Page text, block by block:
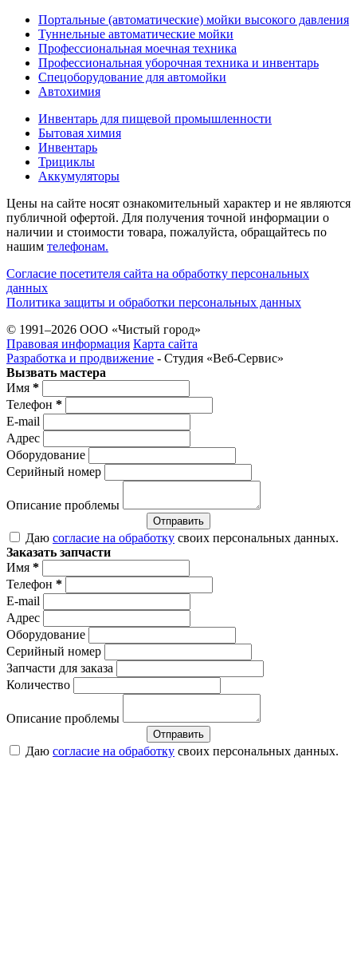
Портальные (автоматические) мойки высокого давления
Туннельные автоматические мойки
Профессиональная моечная техника
Профессиональная уборочная техника и инвентарь
Спецоборудование для автомойки
Автохимия
Инвентарь для пищевой промышленности
Бытовая химия
Инвентарь
Трициклы
Аккумуляторы
Цены на сайте носят ознакомительный характер и не являются
публичной офертой. Для получения точной информации о
наличии и стоимости товара, пожалуйста, обращайтесь по
нашим телефонам.
Согласие посетителя сайта на обработку персональных
данных
Политика защиты и обработки персональных данных
© 1991–2026 ООО «Чистый город»
Правовая информация Карта сайта
Разработка и продвижение - Студия «Веб-Cервис»
Вызвать мастера
Имя *
Телефон *
E-mail
Адрес
Оборудование
Серийный номер
Описание проблемы
Отправить
Даю согласие на обработку своих персональных данных.
Заказать запчасти
Имя *
Телефон *
E-mail
Адрес
Оборудование
Серийный номер
Запчасти для заказа
Количество
Описание проблемы
Отправить
Даю согласие на обработку своих персональных данных.